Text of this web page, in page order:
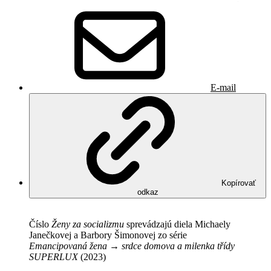
E-mail
Kopírovať
odkaz
Číslo Ženy za socializmu sprevádzajú diela Michaely
Janečkovej a Barbory Šimonovej zo série
Emancipovaná žena → srdce domova a milenka třídy
SUPERLUX(2023)